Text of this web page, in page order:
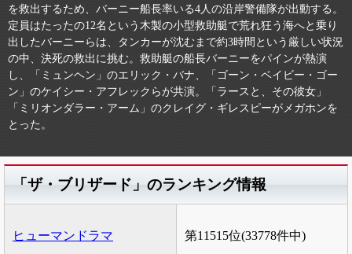
を救出するため、バーニー船長率いる4人の沿岸警備隊が出動する。
定員はたったの12名という木製の小型救助艇で荒れ狂う海へと乗り
出したバーニーらは、タンカーが沈むまで約3時間という厳しい状況
の中、決死の救出に挑む。救助艇の船長バーニーをパインが熱演
し、「ミュンヘン」のエリック・バナ、「ゴーン・ベイビー・ゴー
ン」のケイシー・アフレックらが共演。「ラースと、その彼女」
「ミリオンダラー・アーム」のクレイグ・ギレスピーがメガホンを
とった。
「ザ・ブリザード」のランキング情報
ヒューマンドラマ 第11515位(33778件中)